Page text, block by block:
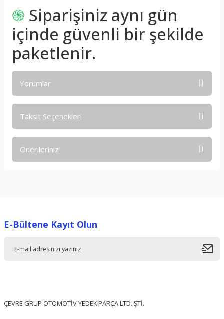
֍ Siparişiniz aynı gün
içinde güvenli bir şekilde
paketlenir.
Yorumlar
Taksit Seçenekleri
Önerileriniz
Ürün resmi kalitesiz, bozuk veya görüntülenemiyor.
E-Bültene Kayıt Olun
ÇEVRE GRUP OTOMOTİV YEDEK PARÇA LTD. ŞTİ.